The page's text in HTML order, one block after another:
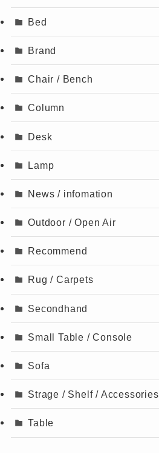
Bed
Brand
Chair / Bench
Column
Desk
Lamp
News / infomation
Outdoor / Open Air
Recommend
Rug / Carpets
Secondhand
Small Table / Console
Sofa
Strage / Shelf / Accessories
Table